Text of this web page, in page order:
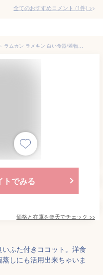
全てのおすすめコメント (1件) >
楕円ミニキャセロール 蓋付き ココット ラムカン ラメキン 白い食器/蓋物/ふた物/洋食器/おしゃれ/業務用食器
トでみる
価格と在庫を楽天でチェック >>
ふた付きココット。洋食
しにも活用出来ちゃいま